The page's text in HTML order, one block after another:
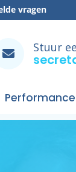
vragen
Stuur
Performance